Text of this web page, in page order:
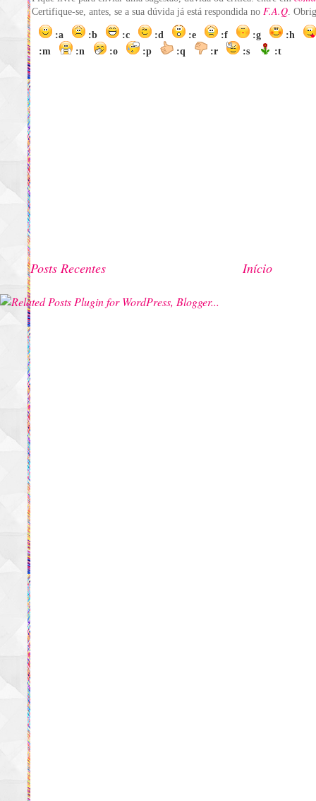
Certifique-se, antes, se a sua dúvida já está respondida no F.A.Q .
:a :b :c :d :e :f :g
:h
:m
:n :o :p :q :r :s :t
Posts Recentes Início